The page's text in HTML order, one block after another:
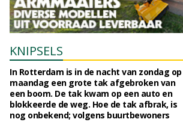
KNIPSELS
In Rotterdam is in de nacht van zondag op
maandag een grote tak afgebroken van
een boom. De tak kwam op een auto en
blokkeerde de weg. Hoe de tak afbrak, is
nog onbekend; volgens buurtbewoners